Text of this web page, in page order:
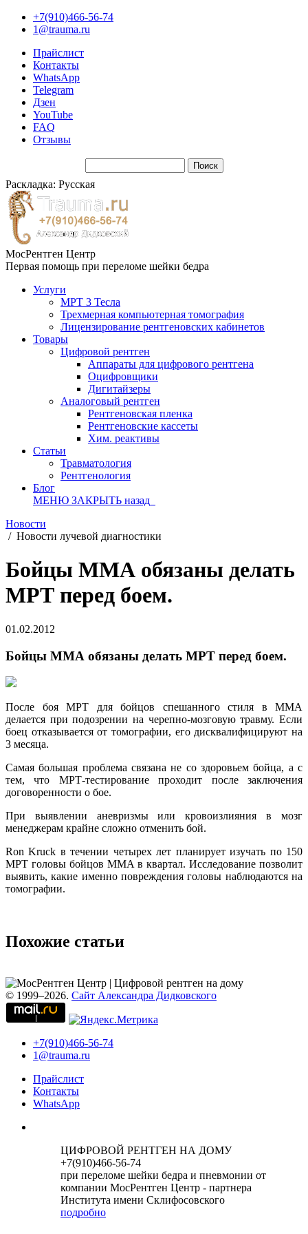
+7(910)466-56-74
1@trauma.ru
Прайслист
Контакты
WhatsApp
Telegram
Дзен
YouTube
FAQ
Отзывы
Раскладка: Русская
МосРентген Центр
Первая помощь при переломе шейки бедра
Услуги
МРТ 3 Тесла
Трехмерная компьютерная томография
Лицензирование рентгеновских кабинетов
Товары
Цифровой рентген
Аппараты для цифрового рентгена
Оцифровщики
Дигитайзеры
Аналоговый рентген
Рентгеновская пленка
Рентгеновские кассеты
Хим. реактивы
Статьи
Травматология
Рентгенология
Блог
МЕНЮ ЗАКРЫТЬ назад
Новости
/ Новости лучевой диагностики
Бойцы ММА обязаны делать
МРТ перед боем.
01.02.2012
Бойцы ММА обязаны делать МРТ перед боем.
После боя МРТ для бойцов спешанного стиля в ММА
делается при подозрении на черепно-мозговую травму. Если
боец отказывается от томографии, его дисквалифицируют на
3 месяца.
Самая большая проблема связана не со здоровьем бойца, а с
тем, что МРТ-тестирование проходит после заключения
договоренности о бое.
При выявлении аневризмы или кровоизлияния в мозг
менеджерам крайне сложно отменить бой.
Ron Kruck в течении четырех лет планирует изучать по 150
МРТ головы бойцов ММА в квартал. Исследование позволит
выявить, какие именно повреждения головы наблюдаются на
томографии.
Похожие статьи
© 1999–2026. Сайт Александра Дидковского
+7(910)466-56-74
1@trauma.ru
Прайслист
Контакты
WhatsApp
ЦИФРОВОЙ РЕНТГЕН НА ДОМУ
+7(910)466-56-74
при переломе шейки бедра и пневмонии от
компании МосРентген Центр - партнера
Института имени Склифосовского
подробно